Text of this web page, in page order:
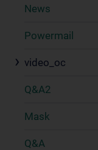
News
Powermail
video_oc
Q&A2
Mask
Q&A